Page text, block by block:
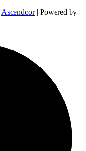
Ascendoor| Powered by